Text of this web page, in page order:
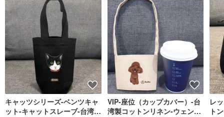
キャッツシリーズ-ベンツキャ
ット-キャットスレーブ-台湾の
VIP-座位（カップカバー）-台
湾製コットンリネン-ウェンチ
レ
ト